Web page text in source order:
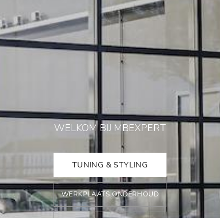
WELKOM BIJ MBEXPERT
TUNING & STYLING
WERKPLAATS ONDERHOUD